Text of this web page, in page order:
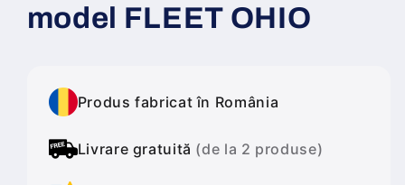
model FLEET OHIO
Produs fabricat în România
Livrare gratuită (de la 2 produse)